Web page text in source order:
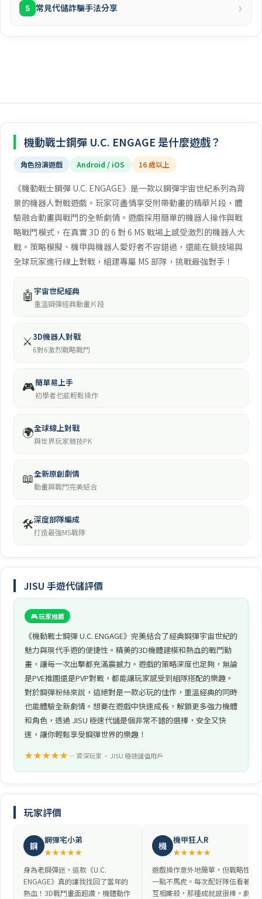
5 常見代儲詐騙手法分享 ›
機動戰士鋼彈 U.C. ENGAGE 是什麼遊戲？
角色扮演遊戲 Android / iOS 16 歲以上
《機動戰士鋼彈 U.C. ENGAGE》是一款以鋼彈宇宙世紀系列為背
景的機器人對戰遊戲。玩家可盡情享受附帶動畫的精華片段，體
驗融合動畫與戰鬥的全新劇情。遊戲採用簡單的機器人操作與戰
略戰鬥模式，在真實 3D 的 6 對 6 MS 戰場上感受激烈的機器人大
戰。策略模擬、機甲與機器人愛好者不容錯過，還能在競技場與
全球玩家進行線上對戰，組建專屬 MS 部隊，挑戰最強對手！
🤖宇宙世紀經典
重溫鋼彈經典動畫片段
⚔️3D機器人對戰
6對6激烈戰略戰鬥
🎮簡單易上手
初學者也能輕鬆操作
🌍全球線上對戰
與世界玩家競技PK
📖全新原創劇情
動畫與戰鬥完美結合
🛠️深度部隊編成
打造最強MS戰隊
JISU 手遊代儲評價
🎮 玩家推薦
《機動戰士鋼彈 U.C. ENGAGE》完美結合了經典鋼彈宇宙世紀的
魅力與現代手遊的便捷性。精美的3D機體建模和熱血的戰鬥動
畫，讓每一次出擊都充滿震撼力。遊戲的策略深度也足夠，無論
是PVE推圖還是PVP對戰，都能讓玩家感受到組隊搭配的樂趣。
對於鋼彈粉絲來說，這絕對是一款必玩的佳作，重溫經典的同時
也能體驗全新劇情。想要在遊戲中快速成長，解鎖更多強力機體
和角色，透過 JISU 極速代儲是個非常不錯的選擇，安全又快
速，讓你輕鬆享受鋼彈世界的樂趣！
★★★★★— 資深玩家 • JISU 極速儲值用戶
玩家評價
鋼 鋼彈宅小弟
★★★★★
身為老鋼彈迷，這款《U.C.
ENGAGE》真的讓我找回了當年的
熱血！3D戰鬥畫面超讚，機體動作
機 機甲狂人R
★★★★★
遊戲操作意外地簡單，但戰略性卻
一點不馬虎。每次配好隊伍看著MS
互相廝殺，那種成就感很棒。劇情